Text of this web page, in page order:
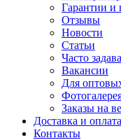
Гарантии и
Отзывы
Новости
Статьи
Часто
Вакансии
Для
Заказы на
Доставка и оплата
Контакты